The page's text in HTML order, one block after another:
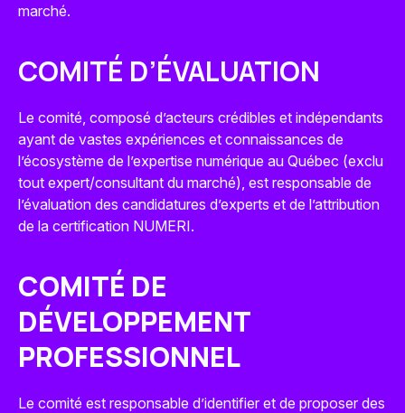
marché.
COMITÉ D’ÉVALUATION
Le comité, composé d’acteurs crédibles et indépendants
ayant de vastes expériences et connaissances de
l’écosystème de l’expertise numérique au Québec (exclu
tout expert/consultant du marché), est responsable de
l’évaluation des candidatures d’experts et de l’attribution
de la certification NUMERI.
COMITÉ DE
DÉVELOPPEMENT
PROFESSIONNEL
Le comité est responsable d’identifier et de proposer des